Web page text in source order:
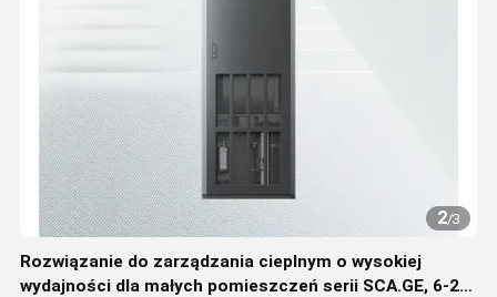
2/3
Rozwiązanie do zarządzania cieplnym o wysokiej
wydajności dla małych pomieszczeń serii SCA.GE, 6-20